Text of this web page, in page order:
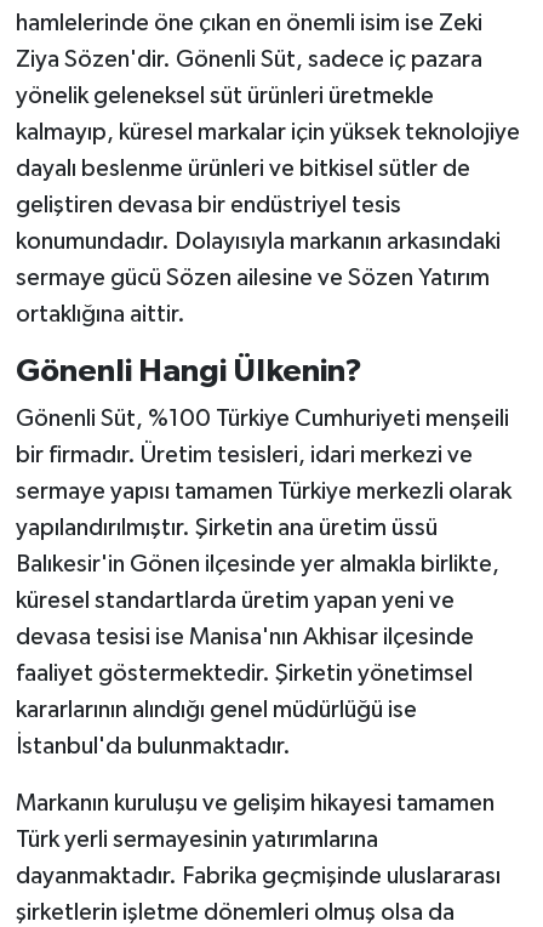
hamlelerinde öne çıkan en önemli isim ise Zeki
Ziya Sözen'dir. Gönenli Süt, sadece iç pazara
yönelik geleneksel süt ürünleri üretmekle
kalmayıp, küresel markalar için yüksek teknolojiye
dayalı beslenme ürünleri ve bitkisel sütler de
geliştiren devasa bir endüstriyel tesis
konumundadır. Dolayısıyla markanın arkasındaki
sermaye gücü Sözen ailesine ve Sözen Yatırım
ortaklığına aittir.
Gönenli Hangi Ülkenin?
Gönenli Süt, %100 Türkiye Cumhuriyeti menşeili
bir firmadır. Üretim tesisleri, idari merkezi ve
sermaye yapısı tamamen Türkiye merkezli olarak
yapılandırılmıştır. Şirketin ana üretim üssü
Balıkesir'in Gönen ilçesinde yer almakla birlikte,
küresel standartlarda üretim yapan yeni ve
devasa tesisi ise Manisa'nın Akhisar ilçesinde
faaliyet göstermektedir. Şirketin yönetimsel
kararlarının alındığı genel müdürlüğü ise
İstanbul'da bulunmaktadır.
Markanın kuruluşu ve gelişim hikayesi tamamen
Türk yerli sermayesinin yatırımlarına
dayanmaktadır. Fabrika geçmişinde uluslararası
şirketlerin işletme dönemleri olmuş olsa da